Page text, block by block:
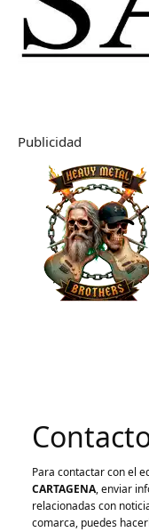
Publicidad
Para contactar con el
CARTAGENA, enviar
relacionadas con
comarca, puedes